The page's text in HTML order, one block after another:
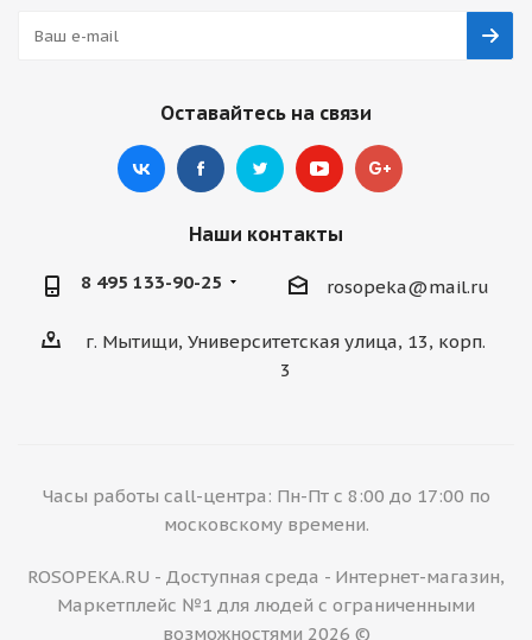
Оставайтесь на связи
Наши контакты
8 495 133-90-25 rosopeka@mail.ru
г. Мытищи, Университетская улица, 13, корп.
3
Часы работы call-центра: Пн-Пт с 8:00 до 17:00 по
московскому времени.
ROSOPEKA.RU - Доступная среда - Интернет-магазин,
Маркетплейс №1 для людей с ограниченными
возможностями 2026 ©